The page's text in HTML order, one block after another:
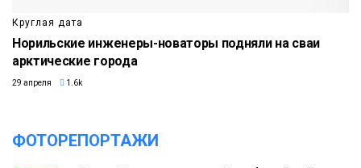
Круглая дата
Норильские инженеры-новаторы подняли на сваи
арктические города
29 апреля 1.6k
ФОТОРЕПОРТАЖИ